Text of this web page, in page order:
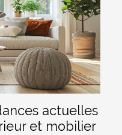
actuelles
et mobilier